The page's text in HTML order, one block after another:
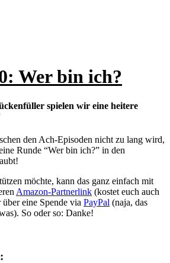
Wer bin ich?
spielen wir eine heitere
den Ach-Episoden nicht zu lang wird,
Runde “Wer bin ich?” in den
möchte, kann das ganz einfach mit
Amazon-Partnerlink (kostet euch auch
eine Spende via PayPal (naja, das
So oder so: Danke!